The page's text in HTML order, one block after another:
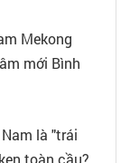
Mekong
mới Bình
là "trái
toàn cầu?